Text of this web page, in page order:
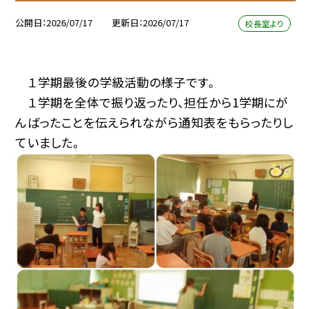
公開日 2026/07/17 更新日 2026/07/17 校長室より
１学期最後の学級活動の様子です。
１学期を全体で振り返ったり、担任から1学期にが
んばったことを伝えられながら通知表をもらったりし
ていました。